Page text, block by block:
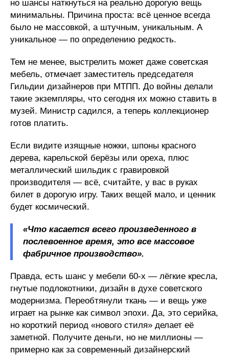
но шансы наткнуться на реально дорогую вещь
минимальны. Причина проста: всё ценное всегда
было не массовкой, а штучным, уникальным. А
уникальное — по определению редкость.
Тем не менее, выстрелить может даже советская
мебель, отмечает заместитель председателя
Гильдии дизайнеров при МТПП. До войны делали
такие экземпляры, что сегодня их можно ставить в
музей. Министр садился, а теперь коллекционер
готов платить.
Если видите изящные ножки, шпоны красного
дерева, карельской берёзы или ореха, плюс
металлический шильдик с гравировкой
производителя — всё, считайте, у вас в руках
билет в дорогую игру. Таких вещей мало, и ценник
будет космический.
«Что касается всего произведенного в
послевоенное время, это все массовое
фабричное производство».
Правда, есть шанс у мебели 60-х — лёгкие кресла,
гнутые подлокотники, дизайн в духе советского
модернизма. Переобтянули ткань — и вещь уже
играет на рынке как символ эпохи. Да, это серийка,
но короткий период «нового стиля» делает её
заметной. Получите деньги, но не миллионы —
примерно как за современный дизайнерский